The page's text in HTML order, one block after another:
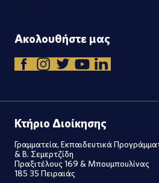
Ακολουθήστε μας
Κτήριο Διοίκησης
Γραμματεία, Εκπαιδευτικά
& Β. Σεμερτζίδη
Πραξιτέλους 169 & Μπουμπουλίνας
185 35 Πειραιάς